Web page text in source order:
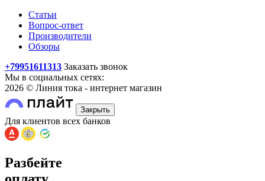
Статьи
Вопрос-ответ
Производители
Обзоры
+79951611313 Заказать звонок
Мы в социальных сетях:
2026 © Линия тока - интернет магазин
Закрыть
Для клиентов всех банков
Разбейте